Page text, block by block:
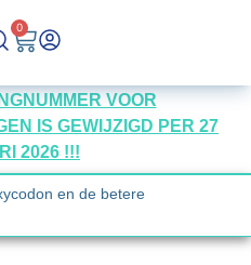
0
VOOR
IS GEWIJZIGD PER 27
2026 !!!
en de betere